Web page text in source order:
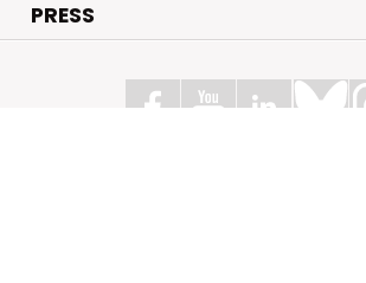
PRESS